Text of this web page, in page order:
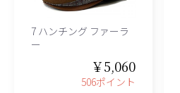
7 ハンチング ファーラ
ー
￥5,060
506ポイント